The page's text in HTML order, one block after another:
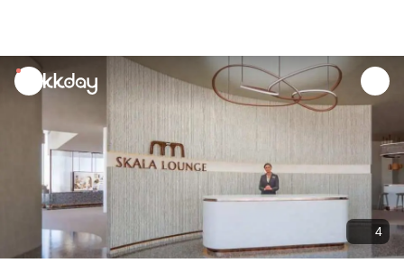
unread
notifications
4